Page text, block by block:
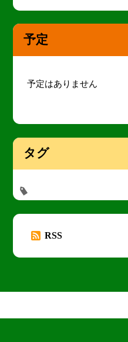
予定
予定はありません
タグ
RSS